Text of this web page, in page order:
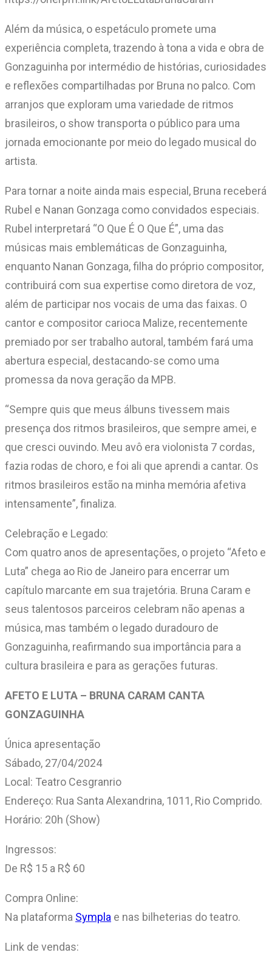
Além da música, o espetáculo promete uma
experiência completa, trazendo à tona a vida e obra de
Gonzaguinha por intermédio de histórias, curiosidades
e reflexões compartilhadas por Bruna no palco. Com
arranjos que exploram uma variedade de ritmos
brasileiros, o show transporta o público para uma
jornada emocionante por meio do legado musical do
artista.
Para tornar a noite ainda mais especial, Bruna receberá
Rubel e Nanan Gonzaga como convidados especiais.
Rubel interpretará “O Que É O Que É”, uma das
músicas mais emblemáticas de Gonzaguinha,
enquanto Nanan Gonzaga, filha do próprio compositor,
contribuirá com sua expertise como diretora de voz,
além de participar nos vocais de uma das faixas. O
cantor e compositor carioca Malize, recentemente
premiado por ser trabalho autoral, também fará uma
abertura especial, destacando-se como uma
promessa da nova geração da MPB.
“Sempre quis que meus álbuns tivessem mais
presença dos ritmos brasileiros, que sempre amei, e
que cresci ouvindo. Meu avô era violonista 7 cordas,
fazia rodas de choro, e foi ali que aprendi a cantar. Os
ritmos brasileiros estão na minha memória afetiva
intensamente”, finaliza.
Celebração e Legado:
Com quatro anos de apresentações, o projeto “Afeto e
Luta” chega ao Rio de Janeiro para encerrar um
capítulo marcante em sua trajetória. Bruna Caram e
seus talentosos parceiros celebram não apenas a
música, mas também o legado duradouro de
Gonzaguinha, reafirmando sua importância para a
cultura brasileira e para as gerações futuras.
AFETO E LUTA – BRUNA CARAM CANTA
GONZAGUINHA
Única apresentação
Sábado, 27/04/2024
Local: Teatro Cesgranrio
Endereço: Rua Santa Alexandrina, 1011, Rio Comprido.
Horário: 20h (Show)
Ingressos:
De R$ 15 a R$ 60
Compra Online:
Na plataforma Sympla e nas bilheterias do teatro.
Link de vendas: